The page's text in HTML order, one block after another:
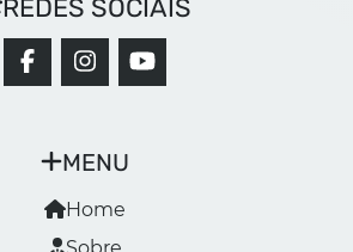
MENU
Home
REDES SOCIAIS